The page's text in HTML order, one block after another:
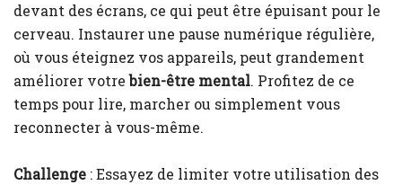
devant des écrans, ce qui peut être épuisant pour le
cerveau. Instaurer une pause numérique régulière,
où vous éteignez vos appareils, peut grandement
améliorer votrebien-être mental. Profitez de ce
temps pour lire, marcher ou simplement vous
reconnecter à vous-même.
Challenge : Essayez de limiter votre utilisation des